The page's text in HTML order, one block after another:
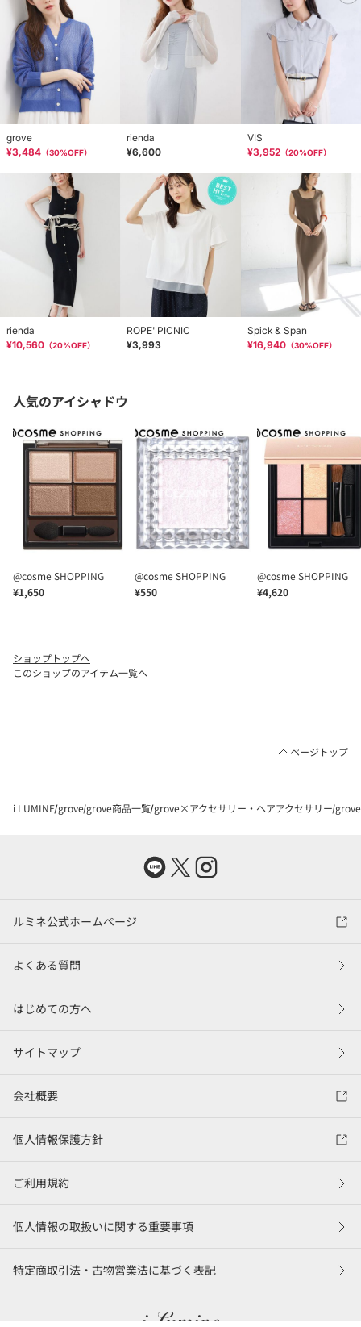
ショップトップへ
このショップのアイテム一覧へ
ページトップ
i LUMINE grove grove商品一覧 grove×アクセサリー・ヘアアクセサリー
ルミネ公式ホームページ
よくある質問
はじめての方へ
サイトマップ
会社概要
個人情報保護方針
ご利用規約
個人情報の取扱いに関する重要事項
特定商取引法・古物営業法に基づく表記